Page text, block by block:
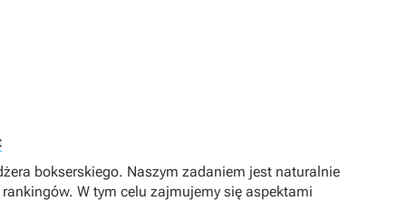
bokserskiego. Naszym zadaniem jest naturalnie
W tym celu zajmujemy się aspektami